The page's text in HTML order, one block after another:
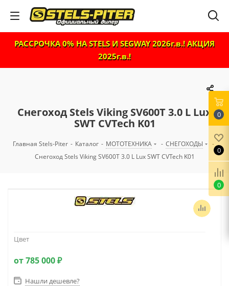
РАССРОЧКА 0% НА STELS И SEGWAY 2026г.в.! АКЦИЯ
2025г.в.!
Снегоход Stels Viking SV600T 3.0 L Lux
SWT CVTech K01
Главная Stels-Piter - Каталог - МОТОТЕХНИКА - СНЕГОХОДЫ
-
Снегоход Stels Viking SV600T 3.0 L Lux SWT CVTech K01
Цвет
от785 000 ₽
Нашли дешевле?
0
0
0